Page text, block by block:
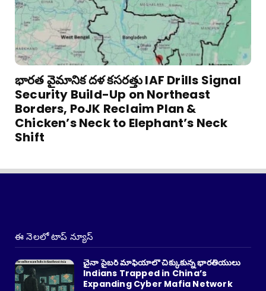
భారత వైమానిక దళ కసరత్తు IAF Drills Signal
Security Build-Up on Northeast
Borders, PoJK Reclaim Plan &
Chicken’s Neck to Elephant’s Neck
Shift
ఈ నెలలో టాప్ న్యూస్
చైనా సైబర్ మాఫియాలో చిక్కుకున్న భారతీయులు
Indians Trapped in China’s
Expanding Cyber Mafia Network